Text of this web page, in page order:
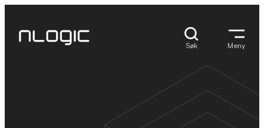
innhold
Søk Meny